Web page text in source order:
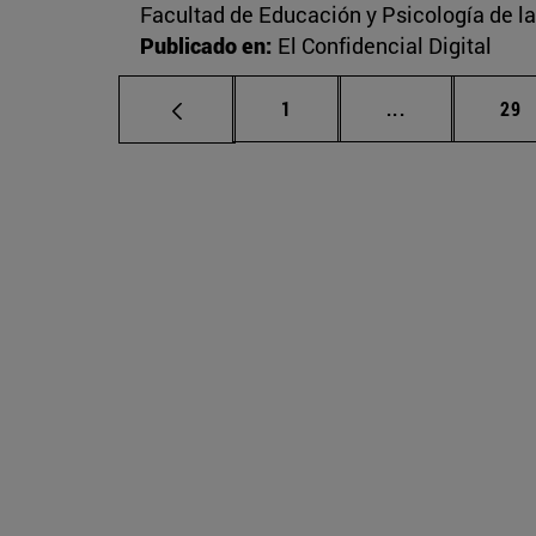
Facultad de Educación y Psicología de
Publicado en: El Confidencial Digital
Página
1 ... Páginas 29